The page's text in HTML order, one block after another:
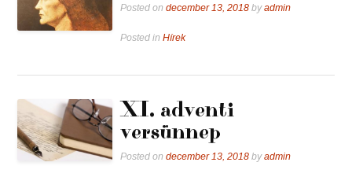
Posted ondecember 13, 2018 byadmin
Posted inHírek
XI. adventi
versünnep
Posted ondecember 13, 2018 byadmin